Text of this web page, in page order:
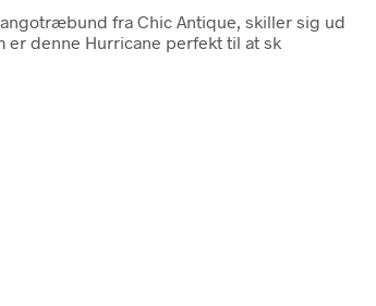
fra Chic Antique, skiller sig ud
er denne Hurricane perfekt til at sk